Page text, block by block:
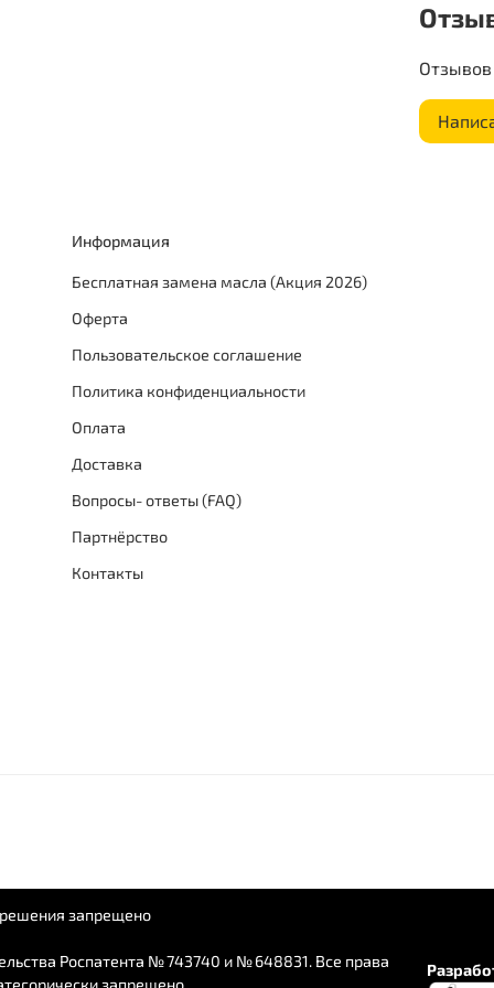
Информация
Бесплатная замена масла (Акция 2026)
Оферта
Пользовательское соглашение
Политика конфиденциальности
Оплата
Доставка
Вопросы- ответы (FAQ)
Партнёрство
Контакты
запрещено
Роспатента № 743740 и № 648831. Все права